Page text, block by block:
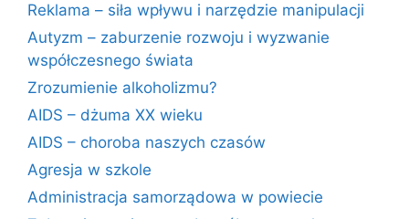
Reklama – siła wpływu i narzędzie manipulacji
Autyzm – zaburzenie rozwoju i wyzwanie
współczesnego świata
Zrozumienie alkoholizmu?
AIDS – dżuma XX wieku
AIDS – choroba naszych czasów
Agresja w szkole
Administracja samorządowa w powiecie